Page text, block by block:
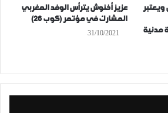
ويعتبر
مدنية
عزيز أخنوش يترأس الوفد المغربي
المشارك في مؤتمر (كوب 26)
31/10/2021